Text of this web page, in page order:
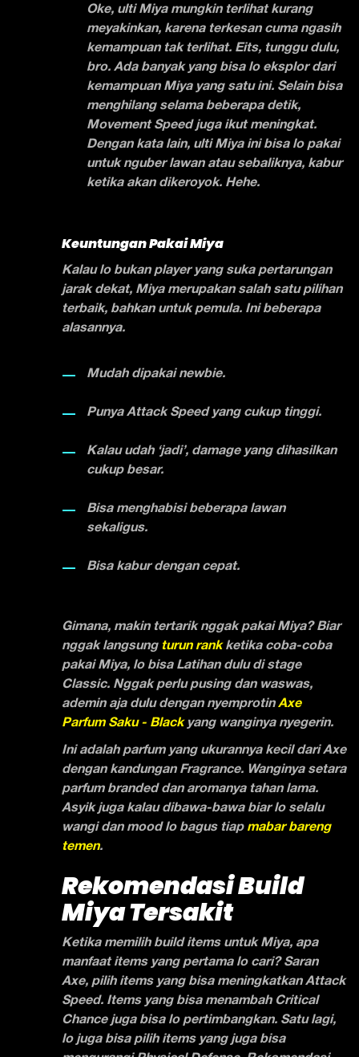
Oke, ulti Miya mungkin terlihat kurang
meyakinkan, karena terkesan cuma ngasih
kemampuan tak terlihat. Eits, tunggu dulu,
bro. Ada banyak yang bisa lo eksplor dari
kemampuan Miya yang satu ini. Selain bisa
menghilang selama beberapa detik,
Movement Speed juga ikut meningkat.
Dengan kata lain, ulti Miya ini bisa lo pakai
untuk nguber lawan atau sebaliknya, kabur
ketika akan dikeroyok. Hehe.
Keuntungan Pakai Miya
Kalau lo bukan player yang suka pertarungan
jarak dekat, Miya merupakan salah satu pilihan
terbaik, bahkan untuk pemula. Ini beberapa
alasannya.
Mudah dipakai newbie.
Punya Attack Speed yang cukup tinggi.
Kalau udah ‘jadi’, damage yang dihasilkan
cukup besar.
Bisa menghabisi beberapa lawan
sekaligus.
Bisa kabur dengan cepat.
Gimana, makin tertarik nggak pakai Miya? Biar
nggak langsung turun rankketika coba-coba
pakai Miya, lo bisa Latihan dulu di stage
Classic. Nggak perlu pusing dan waswas,
ademin aja dulu dengan nyemprotinAxe
Parfum Saku - Blackyang wanginya nyegerin.
Ini adalah parfum yang ukurannya kecil dari Axe
dengan kandungan Fragrance. Wanginya setara
parfum branded dan aromanya tahan lama.
Asyik juga kalau dibawa-bawa biar lo selalu
wangi dan mood lo bagus tiap mabar bareng
temen.
Rekomendasi Build
Miya Tersakit
Ketika memilih build items untuk Miya, apa
manfaat items yang pertama lo cari? Saran
Axe, pilih items yang bisa meningkatkan Attack
Speed. Items yang bisa menambah Critical
Chance juga bisa lo pertimbangkan. Satu lagi,
lo juga bisa pilih items yang juga bisa